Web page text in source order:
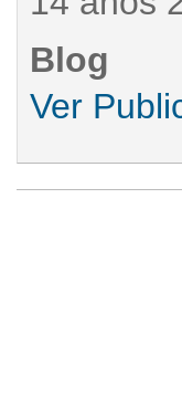
Blog
Ver